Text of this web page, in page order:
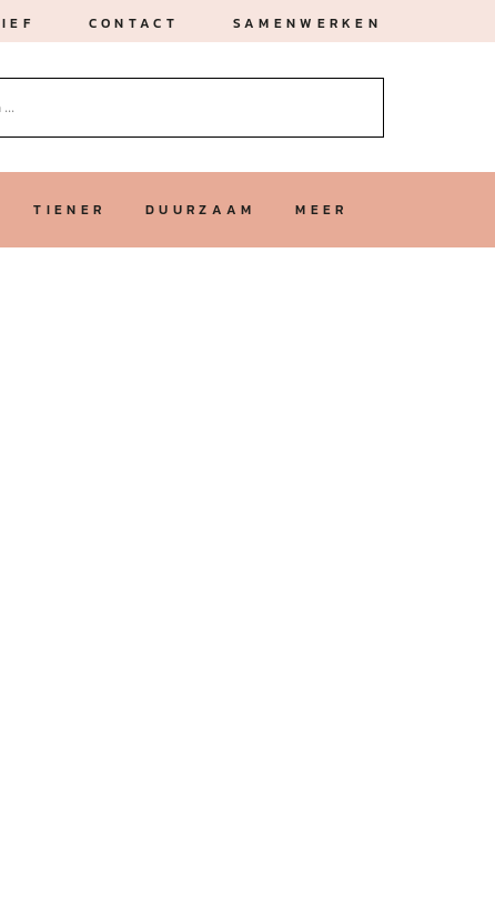
CONTACT SAMENWERKEN
TIENER DUURZAAM MEER